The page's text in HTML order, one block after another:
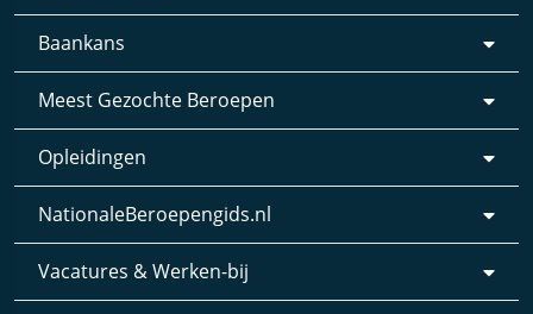
Baankans
Meest Gezochte Beroepen
Opleidingen
NationaleBeroepengids.nl
Vacatures & Werken-bij